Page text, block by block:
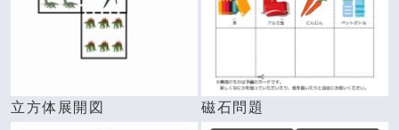
立方体展開図 磁石問題